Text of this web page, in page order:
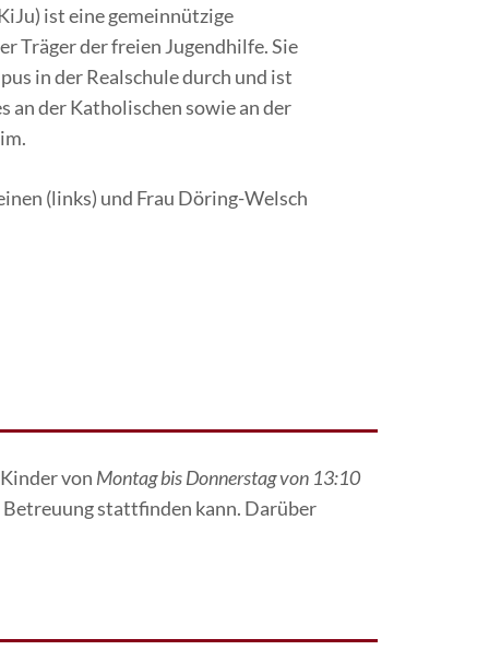
ist eine gemeinnützige
Träger der freien Jugendhilfe. Sie
in der Realschule durch und ist
an der Katholischen sowie an der
(links) und Frau Döring-Welsch
von Montag bis Donnerstag von 13:10
Betreuung stattfinden kann. Darüber